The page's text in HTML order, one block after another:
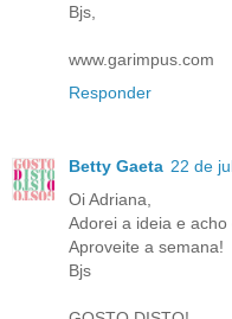
Bjs,
www.garimpus.com
Responder
Betty Gaeta 22 de
Oi Adriana,
Adorei a ideia e
Aproveite a semana!
Bjs